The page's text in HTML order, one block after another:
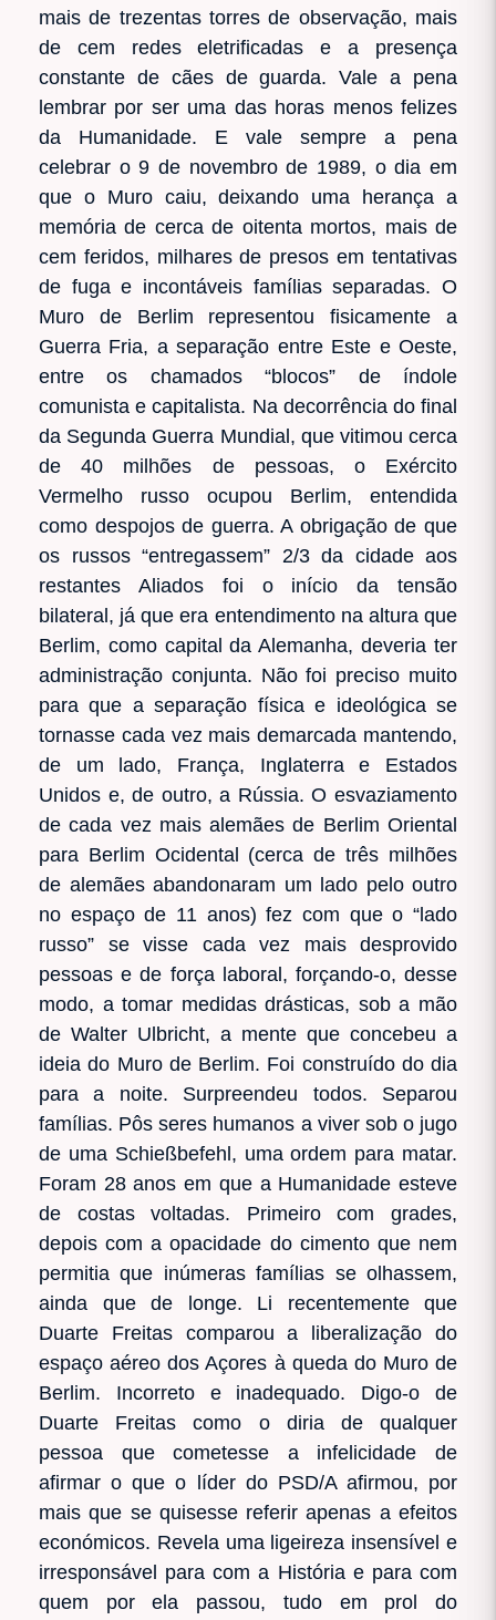
mais de trezentas torres de observação, mais
de cem redes eletrificadas e a presença
constante de cães de guarda. Vale a pena
lembrar por ser uma das horas menos felizes
da Humanidade. E vale sempre a pena
celebrar o 9 de novembro de 1989, o dia em
que o Muro caiu, deixando uma herança a
memória de cerca de oitenta mortos, mais de
cem feridos, milhares de presos em tentativas
de fuga e incontáveis famílias separadas. O
Muro de Berlim representou fisicamente a
Guerra Fria, a separação entre Este e Oeste,
entre os chamados “blocos” de índole
comunista e capitalista. Na decorrência do final
da Segunda Guerra Mundial, que vitimou cerca
de 40 milhões de pessoas, o Exército
Vermelho russo ocupou Berlim, entendida
como despojos de guerra. A obrigação de que
os russos “entregassem” 2/3 da cidade aos
restantes Aliados foi o início da tensão
bilateral, já que era entendimento na altura que
Berlim, como capital da Alemanha, deveria ter
administração conjunta. Não foi preciso muito
para que a separação física e ideológica se
tornasse cada vez mais demarcada mantendo,
de um lado, França, Inglaterra e Estados
Unidos e, de outro, a Rússia. O esvaziamento
de cada vez mais alemães de Berlim Oriental
para Berlim Ocidental (cerca de três milhões
de alemães abandonaram um lado pelo outro
no espaço de 11 anos) fez com que o “lado
russo” se visse cada vez mais desprovido
pessoas e de força laboral, forçando-o, desse
modo, a tomar medidas drásticas, sob a mão
de Walter Ulbricht, a mente que concebeu a
ideia do Muro de Berlim. Foi construído do dia
para a noite. Surpreendeu todos. Separou
famílias. Pôs seres humanos a viver sob o jugo
de uma Schießbefehl, uma ordem para matar.
Foram 28 anos em que a Humanidade esteve
de costas voltadas. Primeiro com grades,
depois com a opacidade do cimento que nem
permitia que inúmeras famílias se olhassem,
ainda que de longe. Li recentemente que
Duarte Freitas comparou a liberalização do
espaço aéreo dos Açores à queda do Muro de
Berlim. Incorreto e inadequado. Digo-o de
Duarte Freitas como o diria de qualquer
pessoa que cometesse a infelicidade de
afirmar o que o líder do PSD/A afirmou, por
mais que se quisesse referir apenas a efeitos
económicos. Revela uma ligeireza insensível e
irresponsável para com a História e para com
quem por ela passou, tudo em prol do